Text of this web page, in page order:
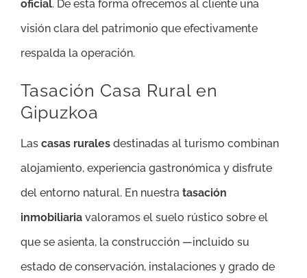
oficial. De esta forma ofrecemos al cliente una
visión clara del patrimonio que efectivamente
respalda la operación.
Tasación Casa Rural en
Gipuzkoa
Las casas rurales destinadas al turismo combinan
alojamiento, experiencia gastronómica y disfrute
del entorno natural. En nuestra tasación
inmobiliaria valoramos el suelo rústico sobre el
que se asienta, la construcción —incluido su
estado de conservación, instalaciones y grado de